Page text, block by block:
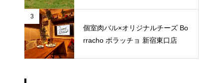
3
個室肉バル×オリジナルチーズ Bo
rracho ボラッチョ 新宿東口店